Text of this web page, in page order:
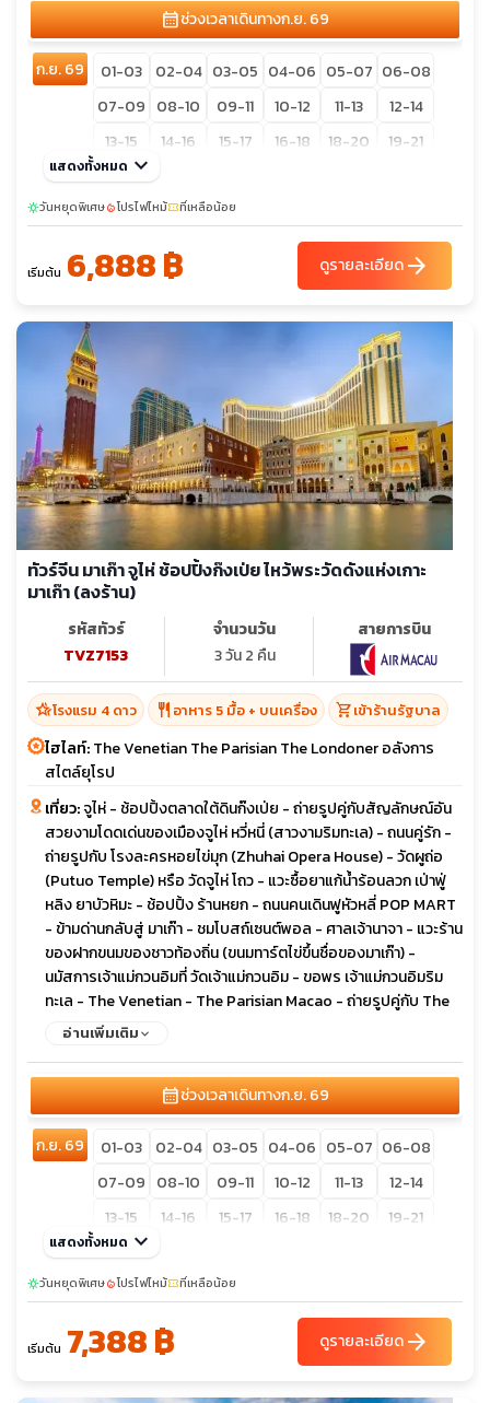
calendar_monthช่วงเวลาเดินทางก.ย. 69
ก.ย. 69 01-03 02-04 03-05 04-06 05-07 06-08
07-09 08-10 09-11 10-12 11-13
12-14
13-15
14-16 15-17 16-18 18-20
19-21
20-22
แสดงทั้งหมด keyboard_arrow_down
sunnyวันหยุดพิเศษlocal_fire_departmentโปรไฟไหม้confirmation_numberที่เหลือน้อย
เริ่มต้น 6,888 ฿ ดูรายละเอียดarrow_forward
ทัวร์จีน มาเก๊า จูไห่ ช้อปปิ้งก๊งเป่ย ไหว้พระวัดดังแห่งเกาะ
มาเก๊า (ลงร้าน)
รหัสทัวร์
TVZ7153
จำนวนวัน
3 วัน 2 คืน
สายการบิน
hotel_classโรงแรม 4 ดาว restaurant อาหาร 5 มื้อ + บนเครื่อง shopping_cartเข้าร้านรัฐบาล
ไฮไลท์:The Venetian The Parisian The Londoner อลังการ
สไตล์ยุโรป
เที่ยว:จูไห่ - ช้อปปิ้งตลาดใต้ดินก๊งเป่ย - ถ่ายรูปคู่กับสัญลักษณ์อัน
สวยงามโดดเด่นของเมืองจูไห่ หวี่หนี่ (สาวงามริมทะเล) - ถนนคู่รัก -
ถ่ายรูปกับ โรงละครหอยไข่มุก (Zhuhai Opera House) - วัดผูถ่อ
(Putuo Temple) หรือ วัดจูไห่ โถว - แวะซื้อยาแก้น้ำร้อนลวก เป่าฟู่
หลิง ยาบัวหิมะ - ช้อปปิ้ง ร้านหยก - ถนนคนเดินฟูหัวหลี่ POP MART
- ข้ามด่านกลับสู่ มาเก๊า - ชมโบสถ์เซนต์พอล - ศาลเจ้านาจา - แวะร้าน
ของฝากขนมของชาวท้องถิ่น (ขนมทาร์ตไข่ขึ้นชื่อของมาเก๊า) -
นมัสการเจ้าแม่กวนอิมที่ วัดเจ้าแม่กวนอิม - ขอพร เจ้าแม่กวนอิมริม
ทะเล - The Venetian - The Parisian Macao - ถ่ายรูปคู่กับ The
Londoner Street
อ่านเพิ่มเติม
calendar_monthช่วงเวลาเดินทางก.ย. 69
ก.ย. 69 01-03 02-04 03-05 04-06 05-07 06-08
07-09 08-10 09-11 10-12 11-13
12-14
13-15
14-16 15-17 16-18 18-20
19-21
20-22
แสดงทั้งหมด keyboard_arrow_down
sunnyวันหยุดพิเศษlocal_fire_departmentโปรไฟไหม้confirmation_numberที่เหลือน้อย
เริ่มต้น 7,388 ฿ ดูรายละเอียดarrow_forward